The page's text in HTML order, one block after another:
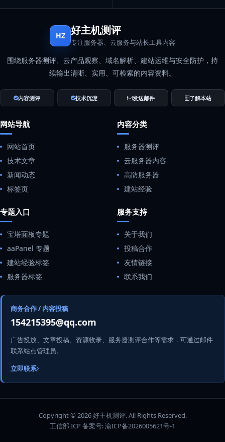
HZ 好主机测评
专注服务器、云服务与站长工具内容
围绕服务器测评、云产品观察、域名解析、建站运维与安全防护，持
续输出清晰、实用、可检索的内容资料。
内容测评 技术沉淀 发送邮件 了解本站
网站导航
网站首页
技术文章
新闻动态
标签页
内容分类
服务器测评
云服务器内容
高防服务器
建站经验
专题入口
宝塔面板专题
aaPanel 专题
建站经验标签
服务器标签
服务支持
关于我们
投稿合作
友情链接
联系我们
商务合作 / 内容投稿
154215395@qq.com
广告投放、文章投稿、资源收录、服务器测评合作等需求，可通过邮件
联系站点管理员。
立即联系
Copyright © 2026 好主机测评. All Rights Reserved.
工信部 ICP 备案号:渝ICP备2026005621号-1